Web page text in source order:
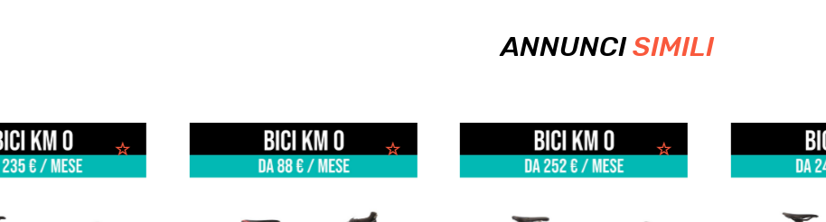
ANNUNCISIMILI